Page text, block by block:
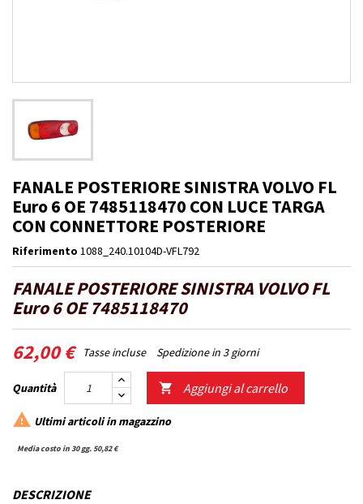
FANALE POSTERIORE SINISTRA VOLVO FL
Euro 6 OE 7485118470 CON LUCE TARGA
CON CONNETTORE POSTERIORE
Riferimento 1088_240.10104D-VFL792
FANALE POSTERIORE SINISTRA VOLVO FL
Euro 6 OE 7485118470
62,00 € Tasse incluse Spedizione in 3 giorni
Quantità  Aggiungi al carrello
 Ultimi articoli in magazzino
Media costo in 30 gg. 50,82 €
DESCRIZIONE